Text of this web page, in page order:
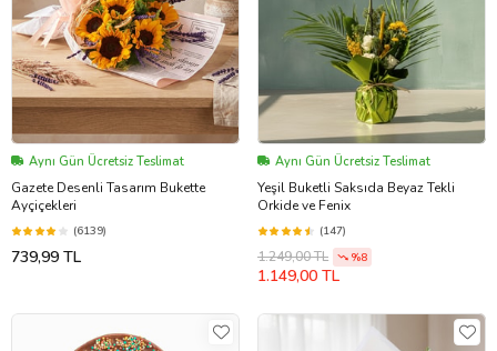
Aynı Gün Ücretsiz Teslimat
Gazete Desenli Tasarım Bukette
Ayçiçekleri
(6139)
739,99 TL
Aynı Gün Ücretsiz Teslimat
Yeşil Buketli Saksıda Beyaz Tekli
Orkide ve Fenix
(147)
1.249,00 TL %8
1.149,00 TL